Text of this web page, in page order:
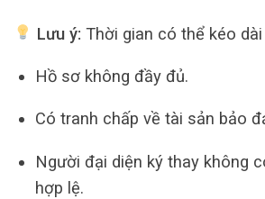
Lưu ý: Thời gian có thể kéo dài
Hồ sơ không đầy đủ.
Có tranh chấp về tài sản bảo
Người đại diện ký thay không
hợp lệ.